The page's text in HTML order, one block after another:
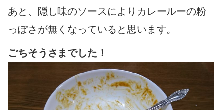
あと、隠し味のソースによりカレールーの粉
っぽさが無くなっていると思います。
ごちそうさまでした！